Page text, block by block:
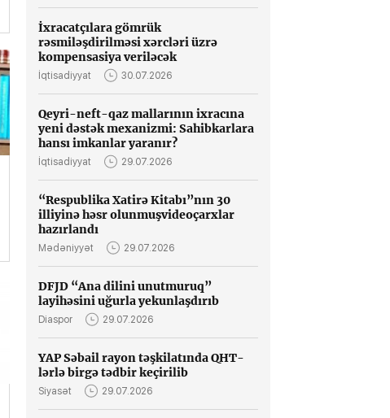
İxracatçılara gömrük
rəsmiləşdirilməsi xərcləri üzrə
kompensasiya veriləcək
İqtisadiyyat 30.07.2026
Qeyri-neft-qaz mallarının ixracına
yeni dəstək mexanizmi: Sahibkarlara
hansı imkanlar yaranır?
İqtisadiyyat 29.07.2026
“Respublika Xatirə Kitabı”nın 30
illiyinə həsr olunmuşvideoçarxlar
hazırlandı
Mədəniyyət 29.07.2026
DFJD “Ana dilini unutmuruq”
layihəsini uğurla yekunlaşdırıb
Diaspor 29.07.2026
YAP Səbail rayon təşkilatında QHT-
lərlə birgə tədbir keçirilib
Siyasət 29.07.2026